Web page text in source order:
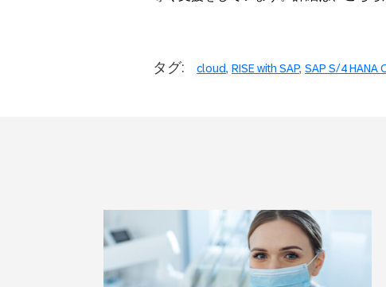
タグ: cloud RISE with SAP SAP S/4 HANA